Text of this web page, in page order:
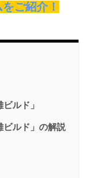
ご紹介！
ルド」
ビルド」の解説